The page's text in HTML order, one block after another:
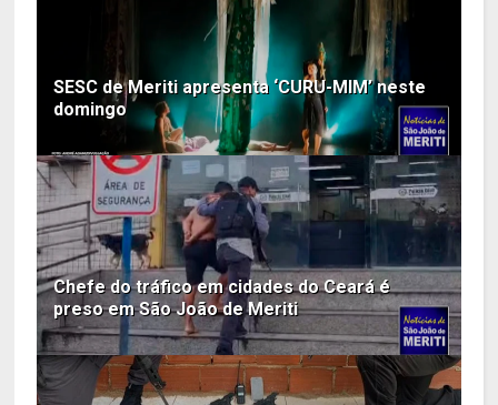
SESC de Meriti apresenta ‘CURU-MIM’ neste
domingo
Chefe do tráfico em cidades do Ceará é
preso em São João de Meriti